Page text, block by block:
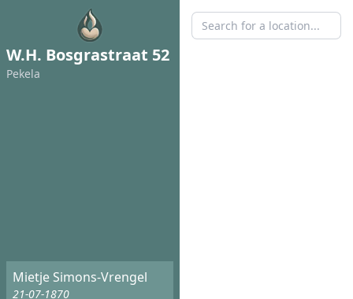
W.H. Bosgrastraat 52
Pekela
Mietje Simons-Vrengel
21-07-1870